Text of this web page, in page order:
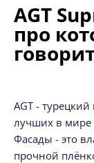
AGT
про
AGT -
лучших в мире
Фасады - это
прочной